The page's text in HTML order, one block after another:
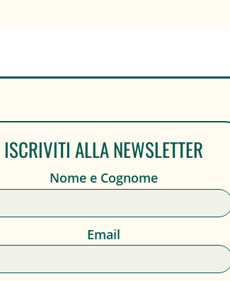
ISCRIVITI ALLA NEWSLETTER
Nome e Cognome
Email